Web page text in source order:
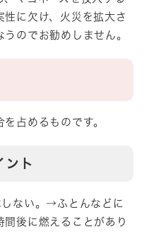
に欠け、火災を拡大さ
のでお勧めしません。
占めるものです。
ント
しない。→ふとんなどに
後に燃えることがあり